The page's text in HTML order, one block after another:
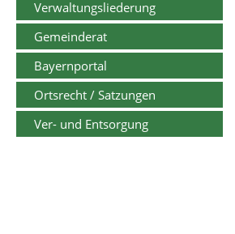
Verwaltungsliederung
Gemeinderat
Bayernportal
Ortsrecht / Satzungen
Ver- und Entsorgung